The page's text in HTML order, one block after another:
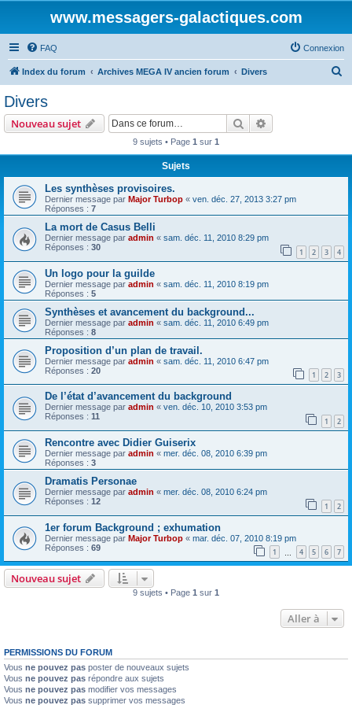
www.messagers-galactiques.com
FAQ Connexion
Index du forum Archives MEGA IV ancien forum Divers
Divers
Nouveau sujet Rechercher
9 sujets • Page 1 sur 1
Sujets
Les synthèses provisoires.
Dernier message par Major Turbop « ven. déc. 27, 2013 3:27 pm
Réponses : 7
La mort de Casus Belli
Dernier message par admin « sam. déc. 11, 2010 8:29 pm
Réponses : 30 1 2 3 4
Un logo pour la guilde
Dernier message par admin « sam. déc. 11, 2010 8:19 pm
Réponses : 5
Synthèses et avancement du background...
Dernier message par admin « sam. déc. 11, 2010 6:49 pm
Réponses : 8
Proposition d’un plan de travail.
Dernier message par admin « sam. déc. 11, 2010 6:47 pm
Réponses : 20 1 2 3
De l’état d’avancement du background
Dernier message par admin « ven. déc. 10, 2010 3:53 pm
Réponses : 11 1 2
Rencontre avec Didier Guiserix
Dernier message par admin « mer. déc. 08, 2010 6:39 pm
Réponses : 3
Dramatis Personae
Dernier message par admin « mer. déc. 08, 2010 6:24 pm
Réponses : 12 1 2
1er forum Background ; exhumation
Dernier message par Major Turbop « mar. déc. 07, 2010 8:19 pm
Réponses : 69 1 4 5 6 7
Nouveau sujet
9 sujets • Page 1 sur 1
Aller à
PERMISSIONS DU FORUM
Vous ne pouvez pas poster de nouveaux sujets
Vous ne pouvez pas répondre aux sujets
Vous ne pouvez pas modifier vos messages
Vous ne pouvez pas supprimer vos messages